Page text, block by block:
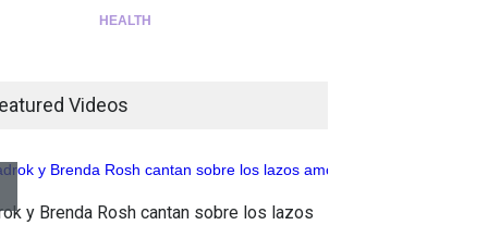
HEALTH
Nuclear fusion closer to
Videos
y Brenda Rosh cantan sobre los lazos